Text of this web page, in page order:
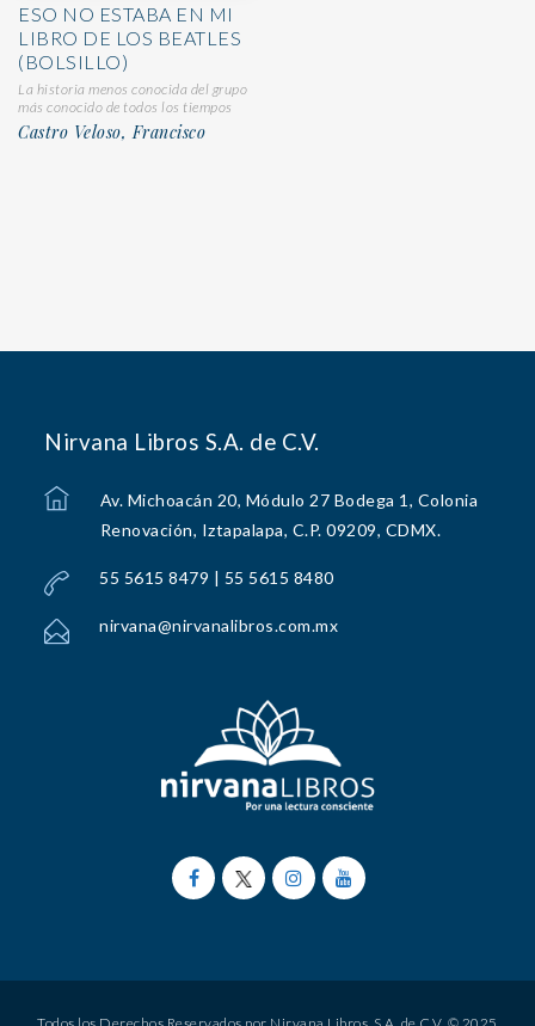
ESO NO ESTABA EN MI
LIBRO DE LOS BEATLES
(BOLSILLO)
La historia menos conocida del grupo
más conocido de todos los tiempos
Castro Veloso, Francisco
Nirvana Libros S.A. de C.V.
Av. Michoacán 20, Módulo 27 Bodega 1, Colonia
Renovación, Iztapalapa, C.P. 09209, CDMX.
55 5615 8479 | 55 5615 8480
nirvana@nirvanalibros.com.mx